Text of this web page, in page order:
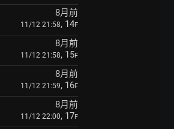
8月前
11/12 21:58, 14F
8月前
11/12 21:58, 15F
8月前
11/12 21:59, 16F
8月前
11/12 22:00, 17F